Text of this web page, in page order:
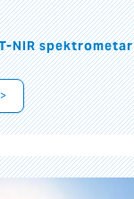
NIR spektrometar